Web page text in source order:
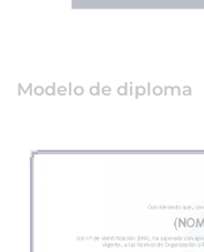
Modelo de diploma